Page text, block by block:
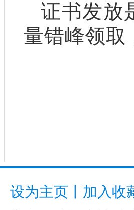
证书发放
量错峰领取
设为主页 加入收